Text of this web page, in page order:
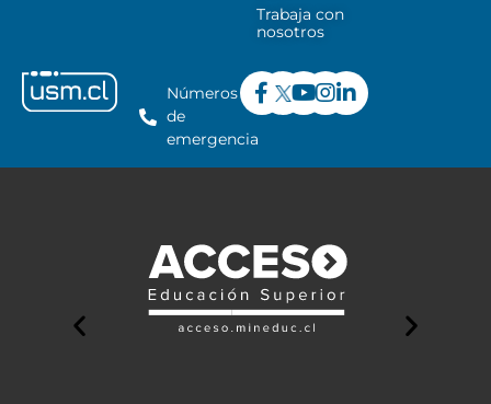
Trabaja con
nosotros
Números
de
emergencia